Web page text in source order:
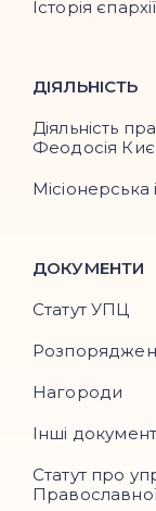
Історія єпархії
ДІЯЛЬНІСТЬ
Діяльність
Феодосія
Місіонерська
ДОКУМЕНТИ
Статут УПЦ
Нагороди
Інші
Статут про